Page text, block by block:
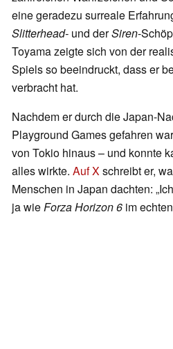
eine geradezu surreale
Slitterhead- und derSiren-
Toyama zeigte sich von der
Spiels so beeindruckt, dass er
verbracht hat.
Nachdem er durch die Japan-
Playground Games gefahren
von Tokio hinaus – und konnte
alles wirkte. Auf Xschreibt er,
Menschen in Japan dachten:
ja wieForza Horizon 6 im